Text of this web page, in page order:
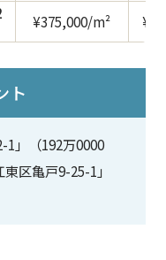
¥375,000/m²
ト
1」（192万0000
区亀戸9-25-1」